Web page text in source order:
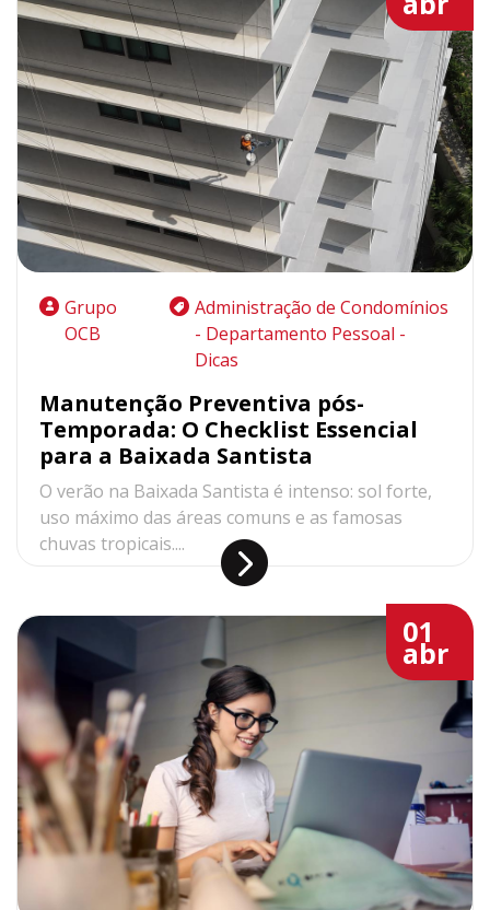
Grupo
OCB
Administração de Condomínios
- Departamento Pessoal -
Dicas
Manutenção Preventiva pós-
Temporada: O Checklist Essencial
para a Baixada Santista
O verão na Baixada Santista é intenso: sol forte,
uso máximo das áreas comuns e as famosas
chuvas tropicais....
01
abr